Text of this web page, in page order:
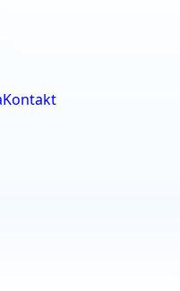
Kontakt